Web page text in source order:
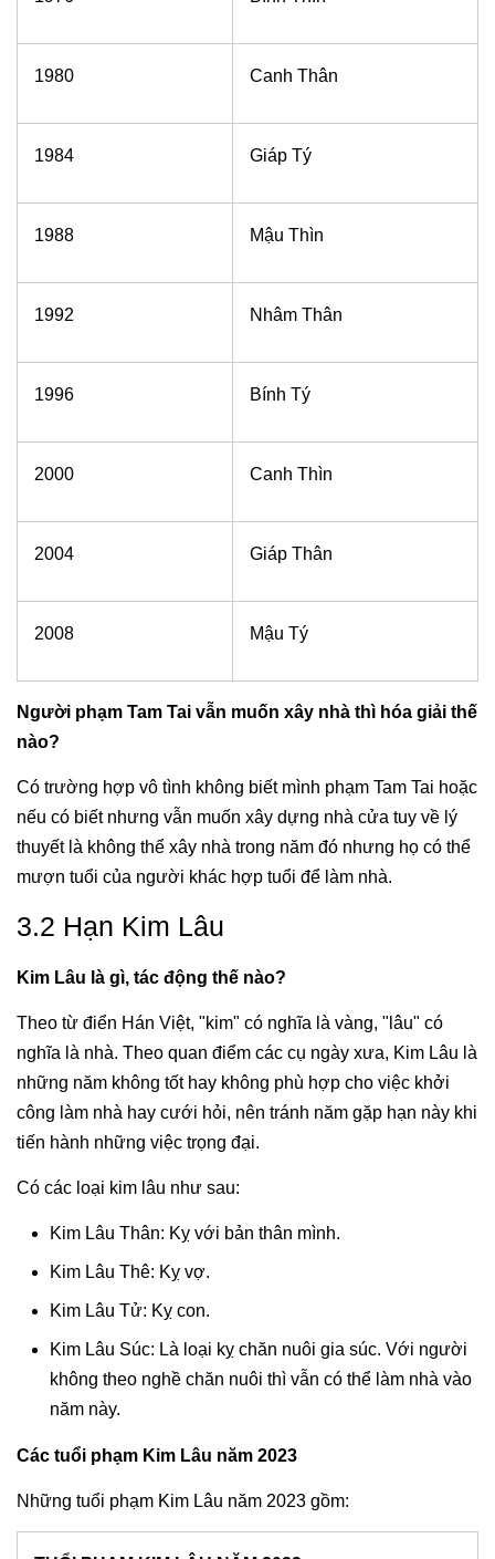
1980 Canh Thân
1984 Giáp Tý
1988 Mậu Thìn
1992 Nhâm Thân
1996 Bính Tý
2000 Canh Thìn
2004 Giáp Thân
2008 Mậu Tý
Người phạm Tam Tai vẫn muốn xây nhà thì hóa giải thế
nào?
Có trường hợp vô tình không biết mình phạm Tam Tai hoặc
nếu có biết nhưng vẫn muốn xây dựng nhà cửa tuy về lý
thuyết là không thể xây nhà trong năm đó nhưng họ có thể
mượn tuổi của người khác hợp tuổi để làm nhà.
3.2 Hạn Kim Lâu
Kim Lâu là gì, tác động thế nào?
Theo từ điển Hán Việt, "kim" có nghĩa là vàng, "lâu" có
nghĩa là nhà. Theo quan điểm các cụ ngày xưa, Kim Lâu là
những năm không tốt hay không phù hợp cho việc khởi
công làm nhà hay cưới hỏi, nên tránh năm gặp hạn này khi
tiến hành những việc trọng đại.
Có các loại kim lâu như sau:
Kim Lâu Thân: Kỵ với bản thân mình.
Kim Lâu Thê: Kỵ vợ.
Kim Lâu Tử: Kỵ con.
Kim Lâu Súc: Là loại kỵ chăn nuôi gia súc. Với người
không theo nghề chăn nuôi thì vẫn có thể làm nhà vào
năm này.
Các tuổi phạm Kim Lâu năm 2023
Những tuổi phạm Kim Lâu năm 2023 gồm: